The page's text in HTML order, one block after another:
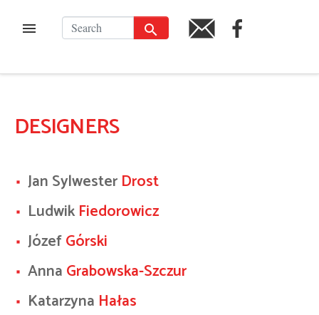
MENU FACEBOOK
SEARCH
DESIGNERS
Jan SylwesterDrost
LudwikFiedorowicz
JózefGórski
AnnaGrabowska-Szczur
Katarzyna Hałas